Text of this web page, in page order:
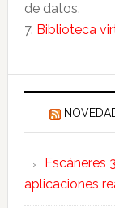
de datos.
7. Biblioteca
Escáneres
aplicaciones